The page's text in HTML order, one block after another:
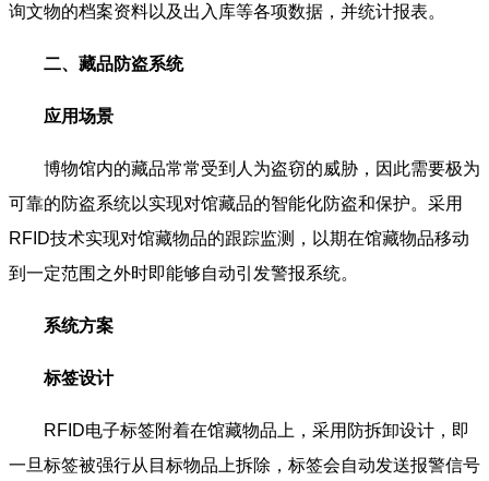
询文物的档案资料以及出入库等各项数据，并统计报表。
二、藏品防盗系统
应用场景
博物馆内的藏品常常受到人为盗窃的威胁，因此需要极为
可靠的防盗系统以实现对馆藏品的智能化防盗和保护。采用
RFID技术实现对馆藏物品的跟踪监测，以期在馆藏物品移动
到一定范围之外时即能够自动引发警报系统。
系统方案
标签设计
RFID电子标签附着在馆藏物品上，采用防拆卸设计，即
一旦标签被强行从目标物品上拆除，标签会自动发送报警信号